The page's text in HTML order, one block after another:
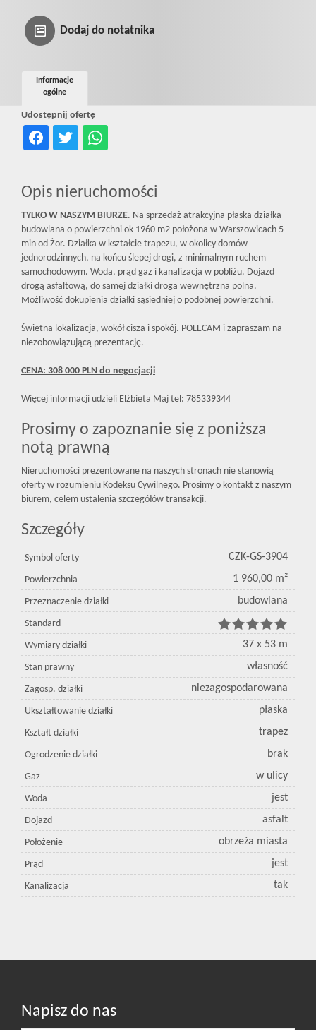
Dodaj do notatnika
Udostępnij ofertę
Informacje
ogólne
Opis nieruchomości
TYLKO W NASZYM BIURZE. Na sprzedaż atrakcyjna płaska działka
budowlana o powierzchni ok 1960 m2 położona w Warszowicach 5
min od Żor. Działka w kształcie trapezu, w okolicy domów
jednorodzinnych, na końcu ślepej drogi, z minimalnym ruchem
samochodowym. Woda, prąd gaz i kanalizacja w pobliżu. Dojazd
drogą asfaltową, do samej działki droga wewnętrzna polna.
Możliwość dokupienia działki sąsiedniej o podobnej powierzchni.
Świetna lokalizacja, wokół cisza i spokój. POLECAM i zapraszam na
niezobowiązującą prezentację.
CENA: 308 000 PLN do negocjacji
Więcej informacji udzieli Elżbieta Maj tel: 785339344
Prosimy o zapoznanie się z poniższa
notą prawną
Nieruchomości prezentowane na naszych stronach nie stanowią
oferty w rozumieniu Kodeksu Cywilnego. Prosimy o kontakt z naszym
biurem, celem ustalenia szczegółów transakcji.
Szczegóły
Symbol oferty CZK-GS-3904
Powierzchnia 1 960,00 m²
Przeznaczenie działki budowlana
Standard
Wymiary działki 37 x 53 m
Stan prawny własność
Zagosp. działki niezagospodarowana
Ukształtowanie działki płaska
Kształt działki trapez
Ogrodzenie działki brak
Gaz w ulicy
Woda jest
Dojazd asfalt
Położenie obrzeża miasta
Prąd jest
Kanalizacja tak
Napisz do nas